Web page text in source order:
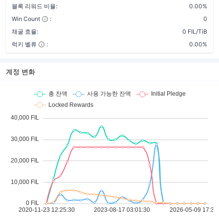
블록 리워드 비율:
0.00%
Win Count
:
0
채굴 효율:
0 FIL/TiB
럭키 벨류
: 0.00%
계정 변화